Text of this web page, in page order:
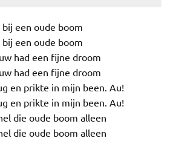
een oude boom
een oude boom
had een fijne droom
had een fijne droom
en prikte in mijn been. Au!
en prikte in mijn been. Au!
die oude boom alleen
die oude boom alleen